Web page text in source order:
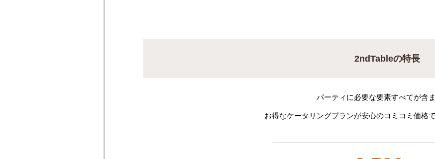
2ndTableの特長
パーティに必要な要素すべてが含ま
お得なケータリングプランが安心のコミコミ価格